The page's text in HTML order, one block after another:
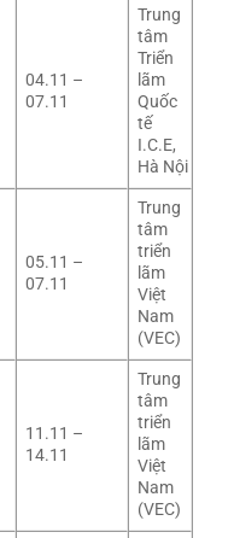
04.11 –
07.11
Trung
tâm
Triển
lãm
Quốc
tế
I.C.E,
Hà Nội
05.11 –
07.11
Trung
tâm
triển
lãm
Việt
Nam
(VEC)
11.11 –
14.11
Trung
tâm
triển
lãm
Việt
Nam
(VEC)